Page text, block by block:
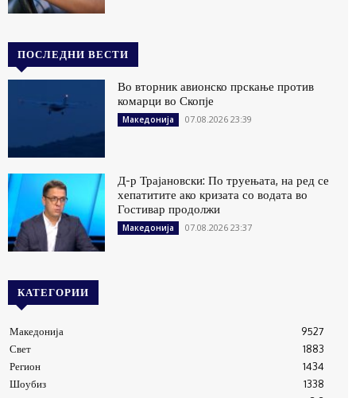
ПОСЛЕДНИ ВЕСТИ
Во вторник авионско прскање против
комарци во Скопје
Македонија 07.08.2026 23:39
Д-р Трајановски: По труењата, на ред се
хепатитите ако кризата со водата во
Гостивар продолжи
Македонија 07.08.2026 23:37
КАТЕГОРИИ
Македонија
9527
Свет
1883
Регион
1434
Шоубиз
1338